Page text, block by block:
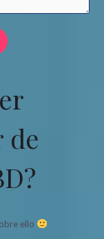
ello